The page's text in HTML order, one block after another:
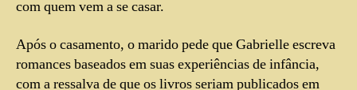
com quem vem a se casar.
Após o casamento, o marido pede que Gabrielle escreva
romances baseados em suas experiências de infância,
com a ressalva de que os livros seriam publicados em